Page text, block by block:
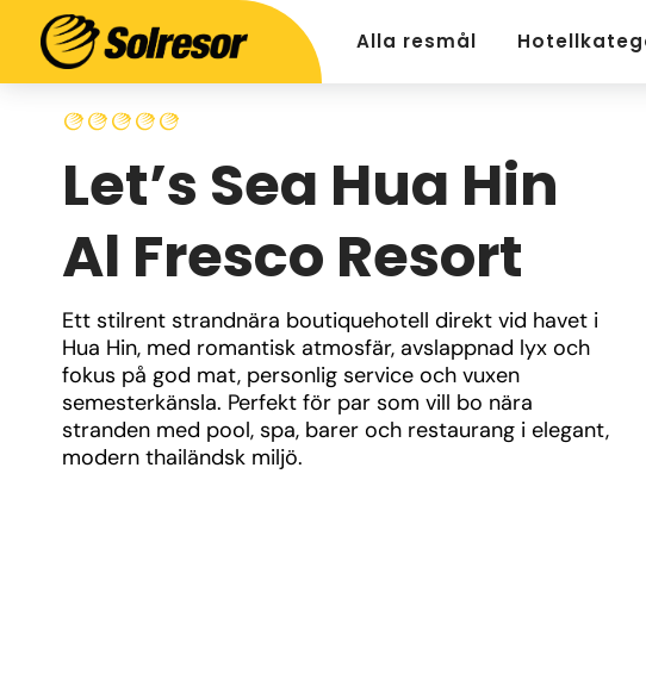
Alla resmål
Let’s Sea Hua Hin
Al Fresco Resort
Ett stilrent strandnära boutiquehotell direkt vid havet i
Hua Hin, med romantisk atmosfär, avslappnad lyx och
fokus på god mat, personlig service och vuxen
semesterkänsla. Perfekt för par som vill bo nära
stranden med pool, spa, barer och restaurang i elegant,
modern thailändsk miljö.